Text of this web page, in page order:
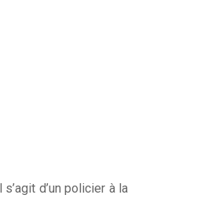
d’un policier à la